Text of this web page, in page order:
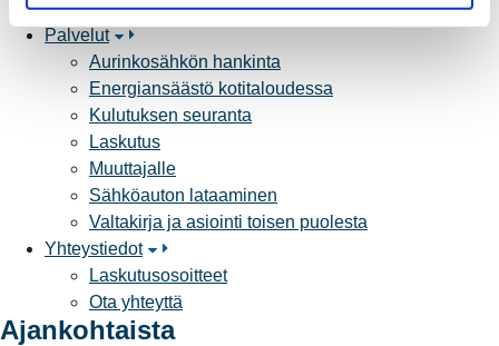
Yhteistyöverkosto
Palvelut
Aurinkosähkön hankinta
Energiansäästö kotitaloudessa
Kulutuksen seuranta
Laskutus
Muuttajalle
Sähköauton lataaminen
Valtakirja ja asiointi toisen puolesta
Yhteystiedot
Laskutusosoitteet
Ota yhteyttä
Ajankohtaista